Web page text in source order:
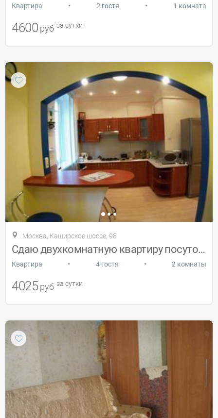
Квартира • 2 гостя • 1 комната
4600 руб за сутки
Москва, Каширское шоссе, 98
Сдаю двухкомнатную квартиру посуточно
Квартира • 4 гостя • 2 комнаты
4025 руб за сутки